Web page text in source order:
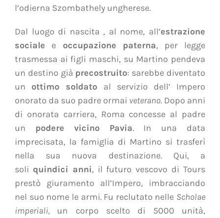
l’odierna Szombathely ungherese.
Dal luogo di nascita , al nome, all’estrazione
sociale eoccupazione paterna, per legge
trasmessa ai figli maschi, su Martino pendeva
un destino già precostruito: sarebbe diventato
un ottimo soldato al servizio dell’ Impero
onorato da suo padre ormai veterano. Dopo anni
di onorata carriera, Roma concesse al padre
un podere vicino Pavia. In una data
imprecisata, la famiglia di Martino si trasferì
nella sua nuova destinazione. Qui, a
soli quindici anni, il futuro vescovo di Tours
prestò giuramento all’Impero, imbracciando
nel suo nome le armi. Fu reclutato nelle Scholae
imperiali,un corpo scelto di 5000 unità,